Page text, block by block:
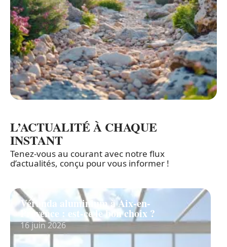
L’ACTUALITÉ À CHAQUE
INSTANT
Tenez-vous au courant avec notre flux
d’actualités, conçu pour vous informer !
Véranda aluminium à Aix-en-
Provence : est-ce le bon choix ?
16 juin 2026